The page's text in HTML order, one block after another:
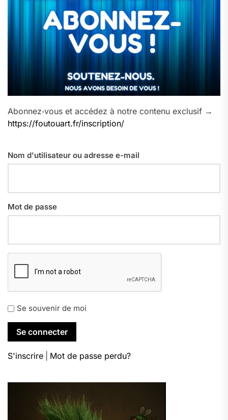
Abonnez‑vous et accédez à notre contenu exclusif →
https://foutouart.fr/inscription/
Nom d'utilisateur ou adresse e-mail
Mot de passe
Se souvenir de moi
S'inscrire Mot de passe perdu?